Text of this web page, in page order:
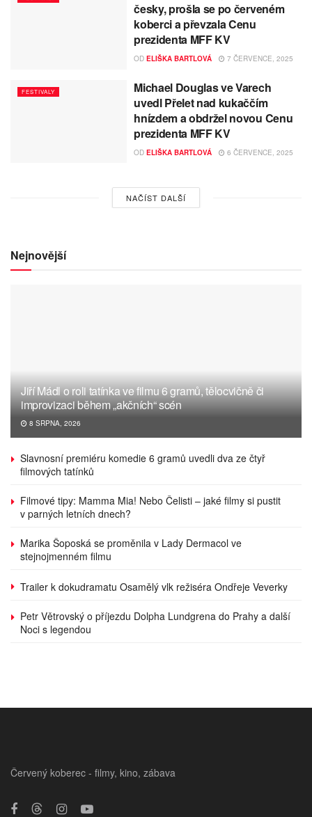
česky, prošla se po červeném
koberci a převzala Cenu
prezidenta MFF KV
OD ELIŠKA BARTLOVÁ 7 ČERVENCE, 2025
FESTIVALY
Michael Douglas ve Varech
uvedl Přelet nad kukaččím
hnízdem a obdržel novou Cenu
prezidenta MFF KV
OD ELIŠKA BARTLOVÁ 6 ČERVENCE, 2025
NAČÍST DALŠÍ
Nejnovější
Jiří Mádl o roli tatínka ve filmu 6 gramů, tělocvičně či
improvizaci během „akčních“ scén
8 SRPNA, 2026
Slavnosní premiéru komedie 6 gramů uvedli dva ze čtyř
filmových tatínků
Filmové tipy: Mamma Mia! Nebo Čelisti – jaké filmy si pustit
v parných letních dnech?
Marika Šoposká se proměnila v Lady Dermacol ve
stejnojmenném filmu
Trailer k dokudramatu Osamělý vlk režiséra Ondřeje Veverky
Petr Větrovský o příjezdu Dolpha Lundgrena do Prahy a další
Noci s legendou
Červený koberec - filmy, kino, zábava